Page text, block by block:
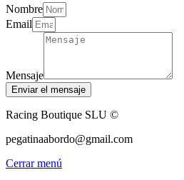
Nombre
Email
Mensaje
Enviar el mensaje
Racing Boutique SLU ©
pegatinaabordo@gmail.com
Cerrar menú